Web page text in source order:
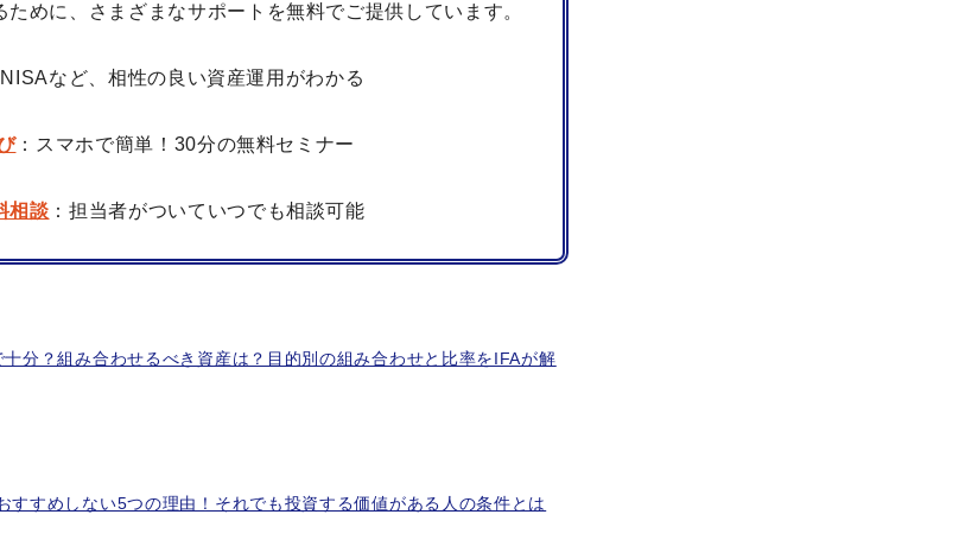
めに、さまざまなサポートを無料でご提供しています。
など、相性の良い資産運用がわかる
：スマホで簡単！30分の無料セミナー
相談 ：担当者がついていつでも相談可能
十分？組み合わせるべき資産は？目的別の組み合わせと比率をIFAが解
すすめしない5つの理由！それでも投資する価値がある人の条件とは